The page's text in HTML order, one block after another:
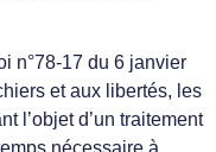
n°78-17 du 6 janvier
et aux libertés, les
l’objet d’un traitement
nécessaire à